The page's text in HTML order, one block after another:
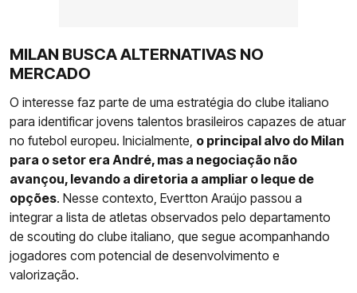
MILAN BUSCA ALTERNATIVAS NO
MERCADO
O interesse faz parte de uma estratégia do clube italiano
para identificar jovens talentos brasileiros capazes de atuar
no futebol europeu. Inicialmente, o principal alvo do Milan
para o setor era André, mas a negociação não
avançou, levando a diretoria a ampliar o leque de
opções. Nesse contexto, Evertton Araújo passou a
integrar a lista de atletas observados pelo departamento
de scouting do clube italiano, que segue acompanhando
jogadores com potencial de desenvolvimento e
valorização.